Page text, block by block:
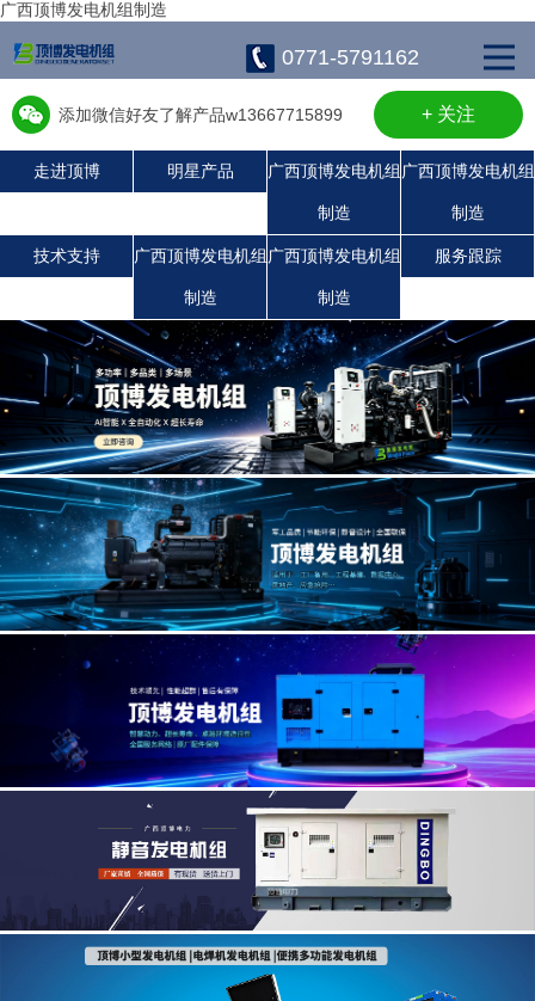
广西顶博发电机组制造
0771-5791162
添加微信好友了解产品w13667715899 + 关注
走进顶博 明星产品 广西顶博发电机组
制造
广西顶博发电机组
制造
技术支持 广西顶博发电机组
制造
广西顶博发电机组
制造
服务跟踪
静音发电机组
广西顶博发电机组制造:潍柴发电机组
珀金斯发电机组
广西顶博发电机组制造:沃尔沃发电机组
广西顶博发电机组制造:康明斯广西顶博发电机组制造
上柴发电机组
玉柴发电机组